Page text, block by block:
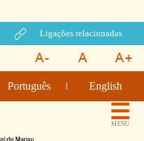
Ligações relacionadas
Português English
MENU